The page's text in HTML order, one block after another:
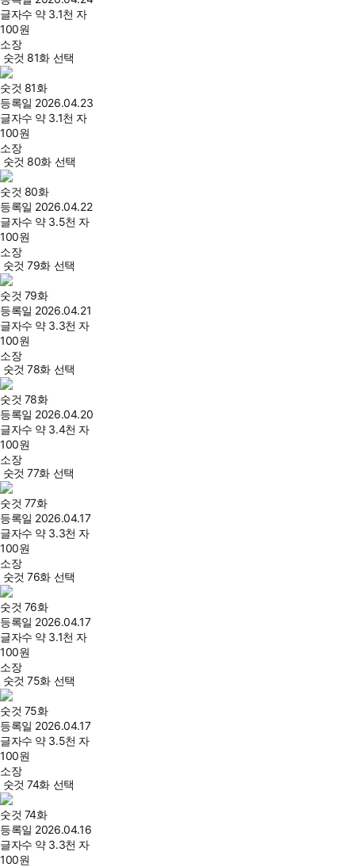
글자수 약 3.1천 자
100원
소장
숫것 81화 선택
숫것 81화
등록일 2026.04.23
글자수 약 3.1천 자
100원
소장
숫것 80화 선택
숫것 80화
등록일 2026.04.22
글자수 약 3.5천 자
100원
소장
숫것 79화 선택
숫것 79화
등록일 2026.04.21
글자수 약 3.3천 자
100원
소장
숫것 78화 선택
숫것 78화
등록일 2026.04.20
글자수 약 3.4천 자
100원
소장
숫것 77화 선택
숫것 77화
등록일 2026.04.17
글자수 약 3.3천 자
100원
소장
숫것 76화 선택
숫것 76화
등록일 2026.04.17
글자수 약 3.1천 자
100원
소장
숫것 75화 선택
숫것 75화
등록일 2026.04.17
글자수 약 3.5천 자
100원
소장
숫것 74화 선택
숫것 74화
등록일 2026.04.16
글자수 약 3.3천 자
100원